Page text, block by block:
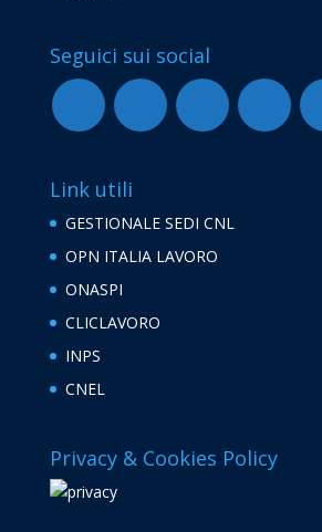
Seguici sui social
Link utili
GESTIONALE SEDI CNL
OPN ITALIA LAVORO
ONASPI
CLICLAVORO
INPS
CNEL
Privacy & Cookies Policy